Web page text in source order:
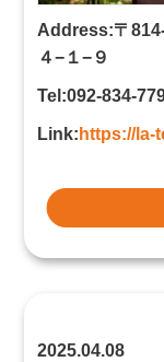
Address:〒
４−１−９
Tel:092-834-
Link: https://la-
2025.04.08